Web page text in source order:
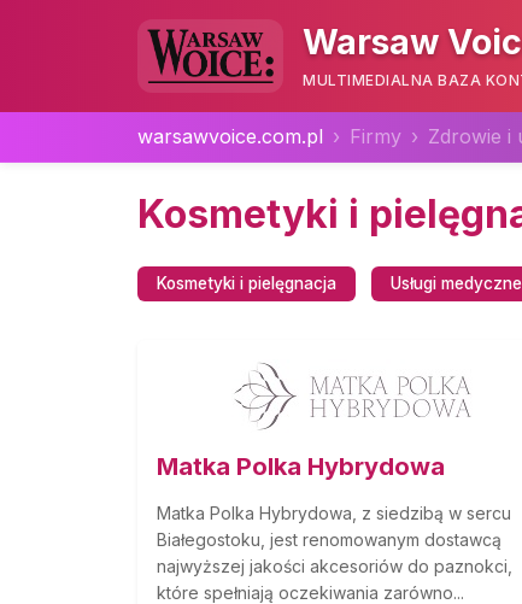
Warsaw
MULTIMEDIALNA BAZA
warsawvoice.com.pl Firmy Zdrowie i
Kosmetyki i
Kosmetyki i pielęgnacja Usługi
Matka Polka Hybrydowa
Matka Polka Hybrydowa, z siedzibą w sercu
Białegostoku, jest renomowanym dostawcą
najwyższej jakości akcesoriów do paznokci,
które spełniają oczekiwania zarówno...